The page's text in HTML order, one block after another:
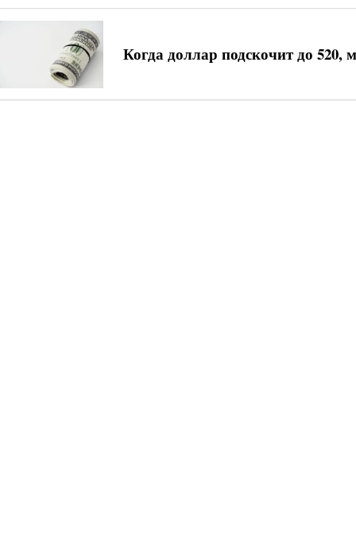
Когда доллар подскочит до 520,